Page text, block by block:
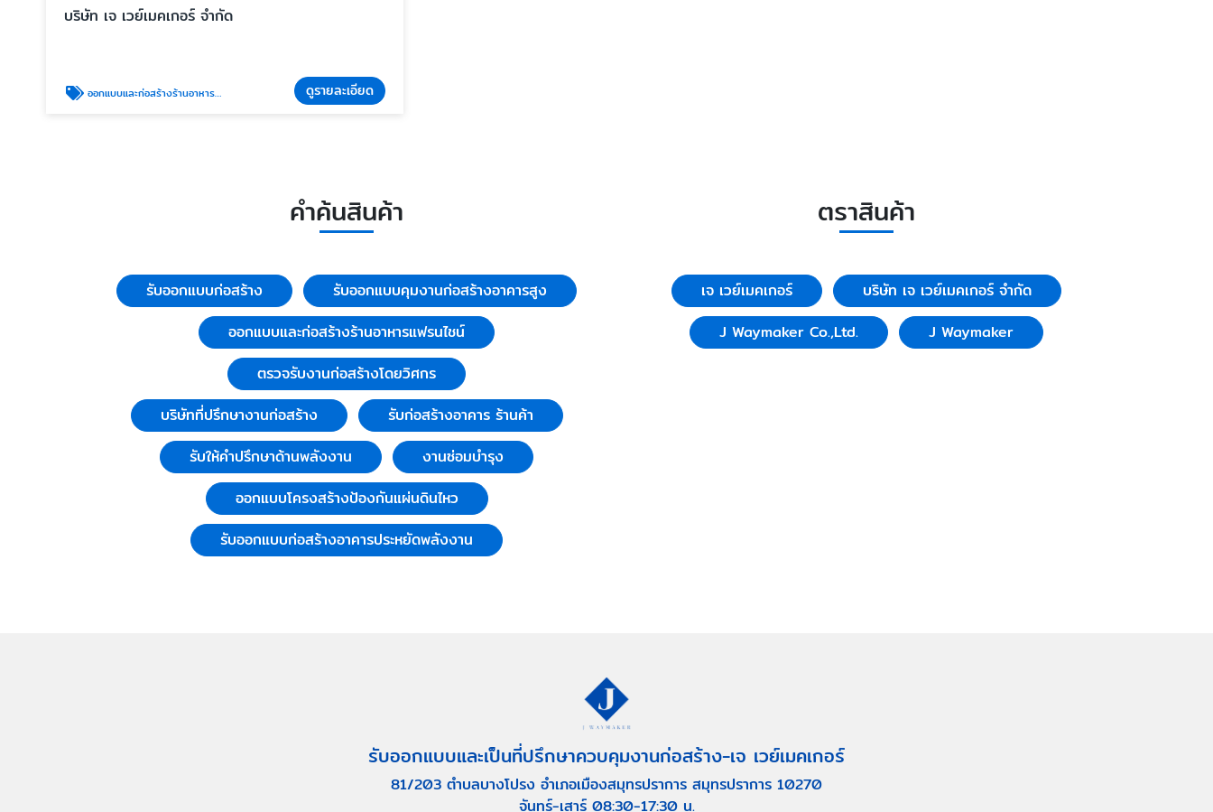
บริษัท เจ เวย์เมคเกอร์ จำกัด
ออกแบบและก่อสร้างร้านอาหารแฟรนไชน์ ดูรายละเอียด
คำค้นสินค้า
รับออกแบบก่อสร้าง
รับออกแบบคุมงานก่อสร้างอาคารสูง
ออกแบบและก่อสร้างร้านอาหารแฟรนไชน์
ตรวจรับงานก่อสร้างโดยวิศกร
บริษัทที่ปรึกษางานก่อสร้าง
รับก่อสร้างอาคาร ร้านค้า
รับให้คำปรึกษาด้านพลังงาน
งานซ่อมบำรุง
ออกแบบโครงสร้างป้องกันแผ่นดินไหว
รับออกแบบก่อสร้างอาคารประหยัดพลังงาน
ตราสินค้า
เจ เวย์เมคเกอร์
บริษัท เจ เวย์เมคเกอร์ จำกัด
J Waymaker Co.,Ltd.
J Waymaker
รับออกแบบและเป็นที่ปรึกษาควบคุมงานก่อสร้าง-เจ เวย์เมคเกอร์
81/203 ตำบลบางโปรง อำเภอเมืองสมุทรปราการ สมุทรปราการ 10270
จันทร์-เสาร์ 08:30-17:30 น.